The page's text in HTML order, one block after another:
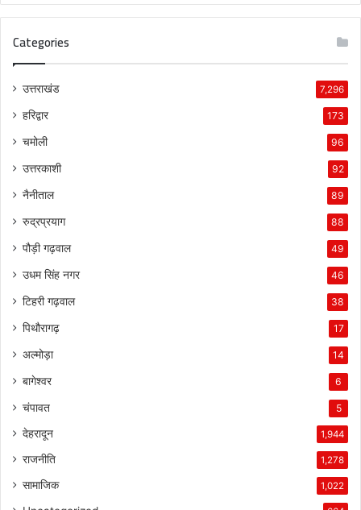
Categories
उत्तराखंड 7,296
हरिद्वार 173
चमोली 96
उत्तरकाशी 92
नैनीताल 89
रुद्रप्रयाग 88
पौड़ी गढ़वाल 49
उधम सिंह नगर 46
टिहरी गढ़वाल 38
पिथौरागढ़ 17
अल्मोड़ा 14
बागेश्वर 6
चंपावत 5
देहरादून 1,944
राजनीति 1,278
सामाजिक 1,022